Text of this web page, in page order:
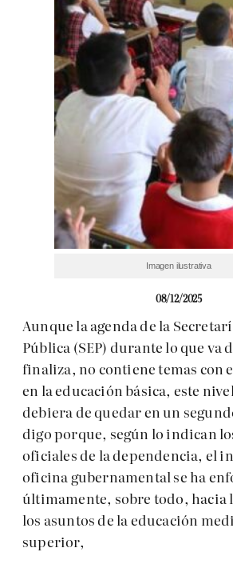
Imagen ilustrativa
08/12/2025
Aunque la agenda de la
Pública (SEP) durante lo que va
finaliza, no contiene temas con
en la educación básica, este
debiera de quedar en un
digo porque, según lo indican
oficiales de la dependencia, el
oficina gubernamental se ha
últimamente, sobre todo, hacia
los asuntos de la educación
superior,